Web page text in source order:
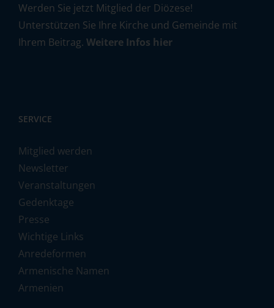
Werden Sie jetzt Mitglied der Diözese!
Unterstützen Sie Ihre Kirche und Gemeinde mit
Ihrem Beitrag. Weitere Infos hier
SERVICE
Mitglied werden
Newsletter
Veranstaltungen
Gedenktage
Presse
Wichtige Links
Anredeformen
Armenische Namen
Armenien